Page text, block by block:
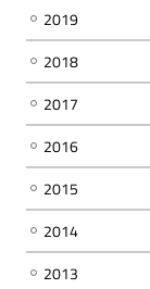
2019
2018
2017
2016
2015
2014
2013